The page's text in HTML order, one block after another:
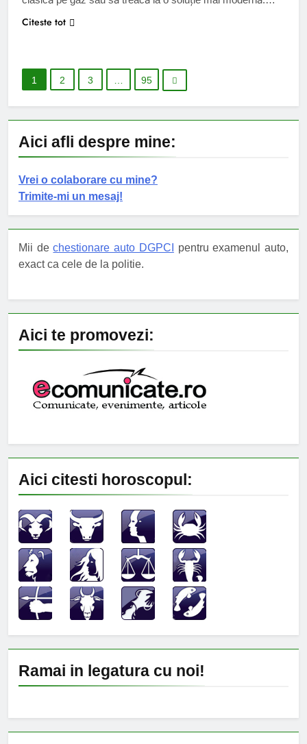
Alegerea nu e doar despre bani, ci și despre confort,
Citeste tot
1 2 3 95
Aici afli despre mine:
Vrei o colaborare cu mine?
Trimite-mi un mesaj!
Mii dechestionare auto DGPCI
pentru examenul auto,
exact ca cele de la politie.
Aici te promovezi:
Aici citesti horoscopul:
Ramai in legatura cu noi!